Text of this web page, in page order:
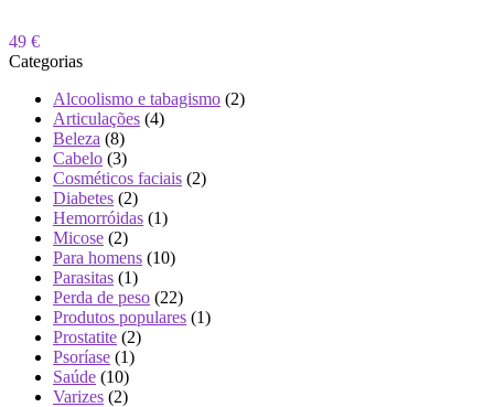
49 €
Categorias
Alcoolismo e tabagismo (2)
Articulações (4)
Beleza (8)
Cabelo (3)
Cosméticos faciais (2)
Diabetes (2)
Hemorróidas (1)
Micose (2)
Para homens (10)
Parasitas (1)
Perda de peso (22)
Produtos populares (1)
Prostatite (2)
Psoríase (1)
Saúde (10)
Varizes (2)